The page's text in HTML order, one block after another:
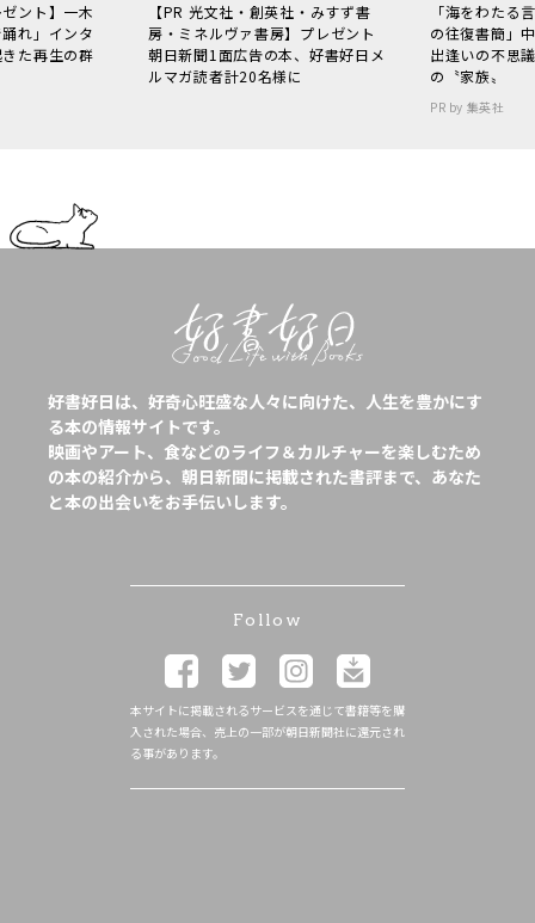
ント】一木
れ」インタ
た再生の群
【PR 光文社・創英社・みすず書
房・ミネルヴァ書房】プレゼント
朝日新聞1面広告の本、好書好日メ
ルマガ読者計20名様に
「海をわた
の往復書簡」
出逢いの不思
の〝家族〟
PR by 集英社
好書好日は、好奇心旺盛な人々に向けた、人生を豊かにす
る本の情報サイトです。
映画やアート、食などのライフ＆カルチャーを楽しむため
の本の紹介から、朝日新聞に掲載された書評まで、あなた
と本の出会いをお手伝いします。
Follow
本サイトに掲載されるサービスを通じて書籍等を購
入された場合、売上の一部が朝日新聞社に還元され
る事があります。